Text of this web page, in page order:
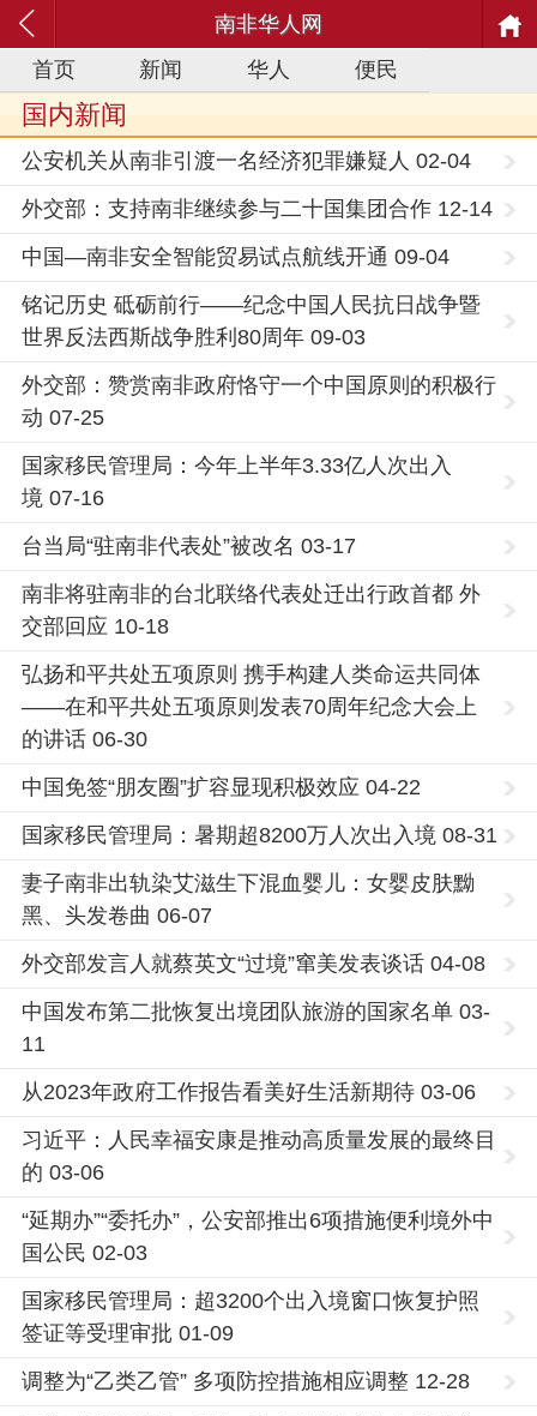
南非华人网
首页
新闻 华人 便民
国内新闻
公安机关从南非引渡一名经济犯罪嫌疑人 02-04
外交部：支持南非继续参与二十国集团合作 12-14
中国—南非安全智能贸易试点航线开通 09-04
铭记历史 砥砺前行——纪念中国人民抗日战争暨
世界反法西斯战争胜利80周年 09-03
外交部：赞赏南非政府恪守一个中国原则的积极行
动 07-25
国家移民管理局：今年上半年3.33亿人次出入
境 07-16
台当局“驻南非代表处”被改名 03-17
南非将驻南非的台北联络代表处迁出行政首都 外
交部回应 10-18
弘扬和平共处五项原则 携手构建人类命运共同体
——在和平共处五项原则发表70周年纪念大会上
的讲话 06-30
中国免签“朋友圈”扩容显现积极效应 04-22
国家移民管理局：暑期超8200万人次出入境 08-31
妻子南非出轨染艾滋生下混血婴儿：女婴皮肤黝
黑、头发卷曲 06-07
外交部发言人就蔡英文“过境”窜美发表谈话 04-08
中国发布第二批恢复出境团队旅游的国家名单 03-
11
从2023年政府工作报告看美好生活新期待 03-06
习近平：人民幸福安康是推动高质量发展的最终目
的 03-06
“延期办”“委托办”，公安部推出6项措施便利境外中
国公民 02-03
国家移民管理局：超3200个出入境窗口恢复护照
签证等受理审批 01-09
调整为“乙类乙管” 多项防控措施相应调整 12-28